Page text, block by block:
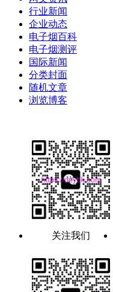
行业新闻
企业动态
电子烟百科
电子烟测评
国际新闻
分类封面
随机文章
浏览博客
关注我们